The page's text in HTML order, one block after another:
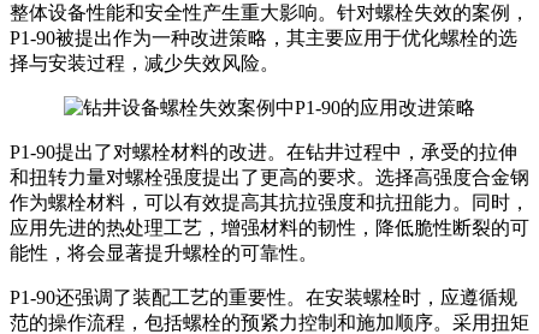
整体设备性能和安全性产生重大影响。针对螺栓失效的案例，
P1-90被提出作为一种改进策略，其主要应用于优化螺栓的选
择与安装过程，减少失效风险。
P1-90提出了对螺栓材料的改进。在钻井过程中，承受的拉伸
和扭转力量对螺栓强度提出了更高的要求。选择高强度合金钢
作为螺栓材料，可以有效提高其抗拉强度和抗扭能力。同时，
应用先进的热处理工艺，增强材料的韧性，降低脆性断裂的可
能性，将会显著提升螺栓的可靠性。
P1-90还强调了装配工艺的重要性。在安装螺栓时，应遵循规
范的操作流程，包括螺栓的预紧力控制和施加顺序。采用扭矩